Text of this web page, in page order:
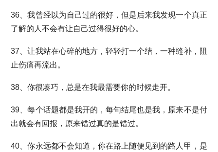
36、我曾经以为自己过的很好，但是后来我发现一个真正
了解的人不会有让自己过得很好的心。
37、让我站在心碎的地方，轻轻打一个结，一种缝补，阻
止伤痛再流出。
38、你很凑巧，总是在我最需要你的时候走开。
39、每个话题都是我开的，每句结尾也是我，原来不是付
出就会有回报，原来错过真的是错过。
40、你永远都不会知道，你在路上随便见到的路人甲，是